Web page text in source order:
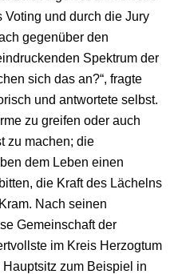
und durch die Jury
gegenüber den
Spektrum der
sich das an?“, fragte
und antwortete selbst.
zu greifen oder auch
zu machen; die
dem Leben einen
die Kraft des Lächelns
Nach seinen
Gemeinschaft der
im Kreis Herzogtum
Hauptsitz zum Beispiel in